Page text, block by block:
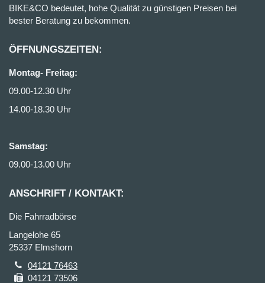
BIKE&CO bedeutet, hohe Qualität zu günstigen Preisen bei
bester Beratung zu bekommen.
ÖFFNUNGSZEITEN:
Montag- Freitag:
09.00-12.30 Uhr
14.00-18.30 Uhr
Samstag:
09.00-13.00 Uhr
ANSCHRIFT / KONTAKT:
Die Fahrradbörse
Langelohe 65
25337 Elmshorn
04121 76463
04121 73506